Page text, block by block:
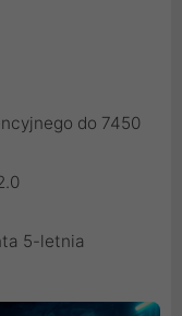
do 7450
5-letnia